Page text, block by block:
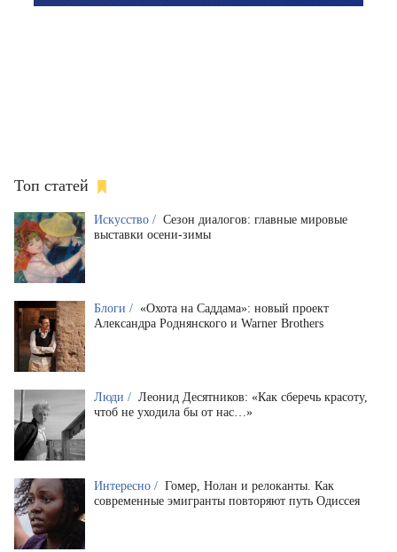
Топ статей
Искусство / Сезон диалогов: главные мировые
выставки осени-зимы
Блоги / «Охота на Саддама»: новый проект
Александра Роднянского и Warner Brothers
Люди / Леонид Десятников: «Как сберечь красоту,
чтоб не уходила бы от нас…»
Интересно / Гомер, Нолан и релоканты. Как
современные эмигранты повторяют путь Одиссея